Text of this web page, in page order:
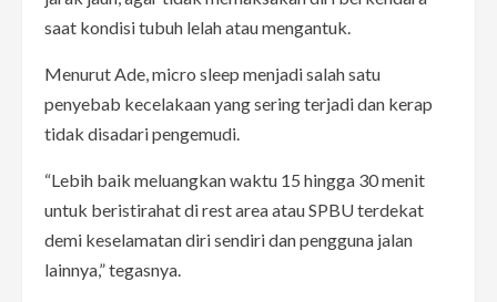
saat kondisi tubuh lelah atau mengantuk.
Menurut Ade, micro sleep menjadi salah satu
penyebab kecelakaan yang sering terjadi dan kerap
tidak disadari pengemudi.
“Lebih baik meluangkan waktu 15 hingga 30 menit
untuk beristirahat di rest area atau SPBU terdekat
demi keselamatan diri sendiri dan pengguna jalan
lainnya,” tegasnya.